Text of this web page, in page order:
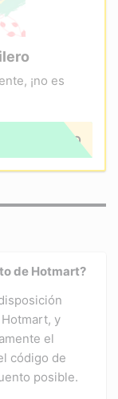
¡no es
APLICADO
de Hotmart?
y
el
código de
posible.